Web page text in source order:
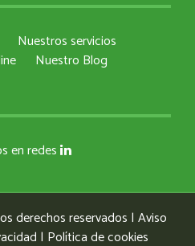
Nuestros servicios
Nuestro Blog
en redes
derechos reservados | Aviso
| Política de cookies